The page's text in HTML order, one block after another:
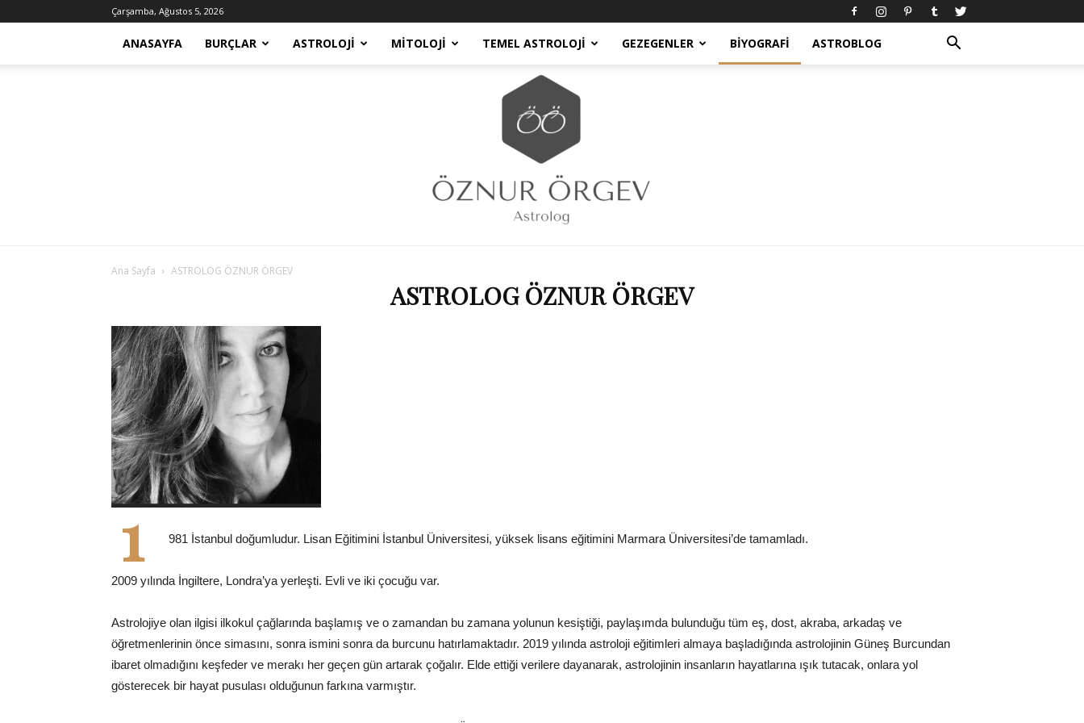
Çarşamba, Ağustos 5, 2026
ANASAYFA BURÇLAR ASTROLOJI MITOLOJI TEMEL ASTROLOJI GEZEGENLER BIYOGRAFI ASTROBLOG
Astrolog
Ana Sayfa ASTROLOG ÖZNUR ÖRGEV
ASTROLOG ÖZNUR ÖRGEV
1 981 İstanbul doğumludur. Lisan Eğitimini İstanbul Üniversitesi, yüksek lisans eğitimini Marmara Üniversitesi’de tamamladı.
2009 yılında İngiltere, Londra’ya yerleşti. Evli ve iki çocuğu var.
Astrolojiye olan ilgisi ilkokul çağlarında başlamış ve o zamandan bu zamana yolunun kesiştiği, paylaşımda bulunduğu tüm eş, dost, akraba, arkadaş ve
öğretmenlerinin önce simasını, sonra ismini sonra da burcunu hatırlamaktadır. 2019 yılında astroloji eğitimleri almaya başladığında astrolojinin Güneş Burcundan
ibaret olmadığını keşfeder ve merakı her geçen gün artarak çoğalır. Elde ettiği verilere dayanarak, astrolojinin insanların hayatlarına ışık tutacak, onlara yol
gösterecek bir hayat pusulası olduğunun farkına varmıştır.